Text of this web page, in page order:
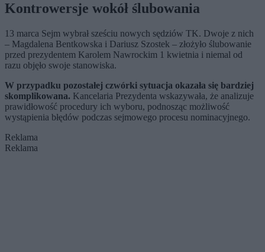
Kontrowersje wokół ślubowania
13 marca Sejm wybrał sześciu nowych sędziów TK. Dwoje z nich
– Magdalena Bentkowska i Dariusz Szostek – złożyło ślubowanie
przed prezydentem Karolem Nawrockim 1 kwietnia i niemal od
razu objęło swoje stanowiska.
W przypadku pozostałej czwórki sytuacja okazała się bardziej
skomplikowana. Kancelaria Prezydenta wskazywała, że analizuje
prawidłowość procedury ich wyboru, podnosząc możliwość
wystąpienia błędów podczas sejmowego procesu nominacyjnego.
Reklama
Reklama